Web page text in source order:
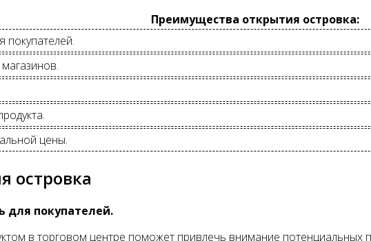
Преимущества открытия островка:
покупателей.
цены.
островка
для покупателей.
в торговом центре поможет привлечь внимание потенциальных